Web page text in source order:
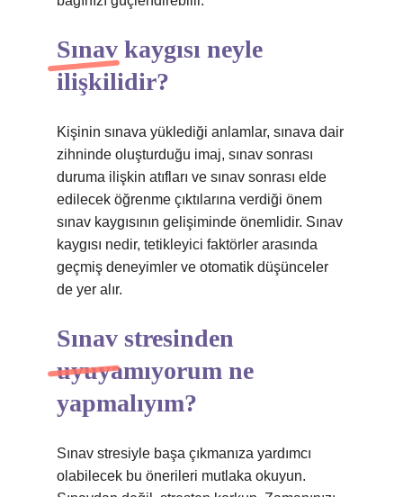
Sınav kaygısı neyle
ilişkilidir?
Kişinin sınava yüklediği anlamlar, sınava dair
zihninde oluşturduğu imaj, sınav sonrası
duruma ilişkin atıfları ve sınav sonrası elde
edilecek öğrenme çıktılarına verdiği önem
sınav kaygısının gelişiminde önemlidir. Sınav
kaygısı nedir, tetikleyici faktörler arasında
geçmiş deneyimler ve otomatik düşünceler
de yer alır.
Sınav stresinden
uyuyamıyorum ne
yapmalıyım?
Sınav stresiyle başa çıkmanıza yardımcı
olabilecek bu önerileri mutlaka okuyun.